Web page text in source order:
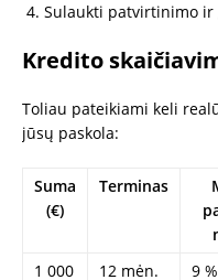
Sulaukti patvirtinimo ir
Kredito
Toliau pateikiami keli
jūsų paskola:
Suma
(€)
Terminas
1 000
12 mėn. 9 %